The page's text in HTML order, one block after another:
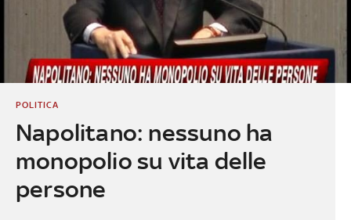
Napolitano: nessuno ha
monopolio su vita delle
persone
POLITICA